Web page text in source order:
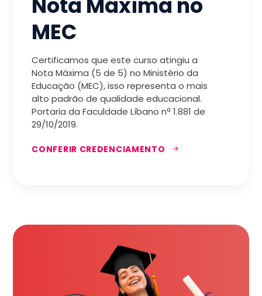
MEC
Certificamos que este curso atingiu a
Nota Máxima (5 de 5) no Ministério da
Educação (MEC), isso representa o mais
alto padrão de qualidade educacional.
Portaria da Faculdade Líbano nª 1.881 de
29/10/2019.
CONFERIR CREDENCIAMENTO